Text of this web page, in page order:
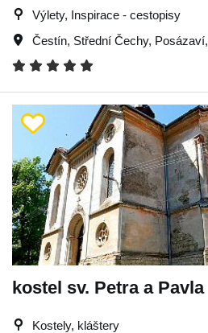
Výlety, Inspirace - cestopisy
Čestín, Střední Čechy, Posázaví,
kostel sv. Petra a Pavla
Kostely, kláštery